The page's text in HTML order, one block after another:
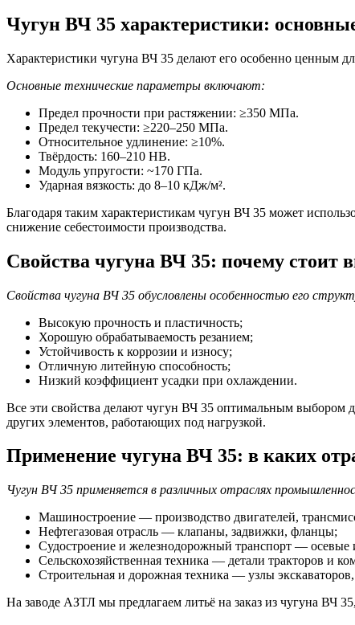
Чугун ВЧ 35 характеристики:
Характеристики чугуна ВЧ 35 делают его особенно ценным
Основные технические параметры включают:
Предел прочности при растяжении: ≥350 МПа.
Предел текучести: ≥220–250 МПа.
Относительное удлинение: ≥10%.
Твёрдость: 160–210 HB.
Модуль упругости: ~170 ГПа.
Ударная вязкость: до 8–10 кДж/м².
Благодаря таким характеристикам чугун ВЧ 35 может
снижение себестоимости производства.
Свойства чугуна ВЧ 35: почему стоит
Свойства чугуна ВЧ 35 обусловлены особенностью его
Высокую прочность и пластичность;
Хорошую обрабатываемость резанием;
Устойчивость к коррозии и износу;
Отличную литейную способность;
Низкий коэффициент усадки при охлаждении.
Все эти свойства делают чугун ВЧ 35 оптимальным выбором
других элементов, работающих под нагрузкой.
Применение чугуна ВЧ 35: в каких
Чугун ВЧ 35 применяется в различных отраслях
Машиностроение — производство двигателей,
Нефтегазовая отрасль — клапаны, задвижки, фланцы;
Судостроение и железнодорожный транспорт — осевые
Сельскохозяйственная техника — детали тракторов и
Строительная и дорожная техника — узлы
На заводе АЗТЛ мы предлагаем литьё на заказ из чугуна ВЧ